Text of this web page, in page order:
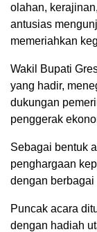
olahan,
antusias
memeriahkan
Wakil Bupati
yang hadir,
dukungan
penggerak
Sebagai bentuk
penghargaan
dengan
Puncak acara
dengan hadiah